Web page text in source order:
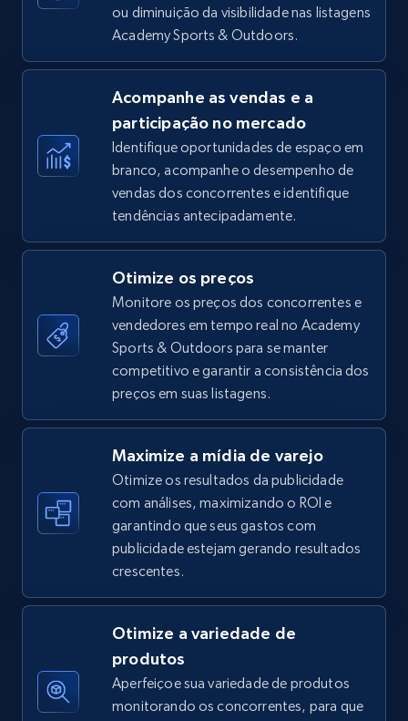
877+ Comece agora
TikTok Shop
URL, Title, Available, Description, Currency, Initial
price, Final price, Discount percent, and more.
TikTok Shop - category
URL, Title, Available, Description, Currency, Initial
price, Final price, Discount percent, and more.
TikTok Shop - Collect TikTok shop products
by keywords search
URL, Title, Available, Description, Currency, Initial
price, Final price, Discount percent, and more.
TikTok Shop - discover records by shop url
ou diminuição da visibilidade nas listagens
Academy Sports & Outdoors.
Acompanhe as vendas e a
participação no mercado
Identifique oportunidades de espaço em
branco, acompanhe o desempenho de
vendas dos concorrentes e identifique
tendências antecipadamente.
Otimize os preços
Monitore os preços dos concorrentes e
vendedores em tempo real no Academy
Sports & Outdoors para se manter
competitivo e garantir a consistência dos
preços em suas listagens.
Maximize a mídia de varejo
Otimize os resultados da publicidade
com análises, maximizando o ROI e
garantindo que seus gastos com
publicidade estejam gerando resultados
crescentes.
Otimize a variedade de
produtos
Aperfeiçoe sua variedade de produtos
monitorando os concorrentes, para que